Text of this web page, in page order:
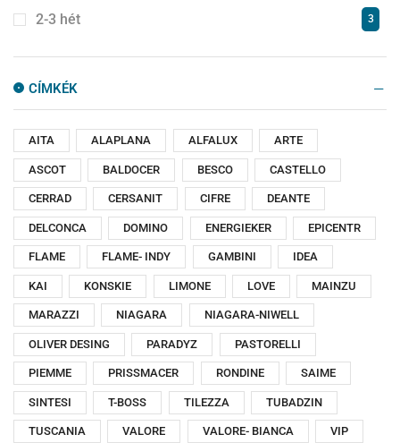
2-3 hét 3
CÍMKÉK
AITA ALAPLANA ALFALUX ARTE
ASCOT BALDOCER BESCO CASTELLO
CERRAD CERSANIT CIFRE DEANTE
DELCONCA DOMINO ENERGIEKER EPICENTR
FLAME FLAME- INDY GAMBINI IDEA
KAI KONSKIE LIMONE LOVE MAINZU
MARAZZI NIAGARA NIAGARA-NIWELL
OLIVER DESING PARADYZ PASTORELLI
PIEMME PRISSMACER RONDINE SAIME
SINTESI T-BOSS TILEZZA TUBADZIN
TUSCANIA VALORE VALORE- BIANCA VIP